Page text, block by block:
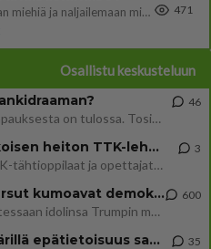
Tulevat tänne palstalle haukkumaan miehiä ja naljailemaan miehelle, kehuvat olevansa heitä parempia. Itse asuvat MIEHE
471
Osallistu keskusteluun
Uusi draamasarja järkyttävästä tapauksesta on tulossa. Tositapahtumiin perustuva sarja ammentaa vuoden 1986 Mikkelin pan
46
Ernest Lawson täräytti erikoisen heiton TTK-lehdistötilaisuudessa: " Onko tässä tarkoituksena...?"
Ernest Lawson esitteli uudet TTK-tähtioppilaat ja opettajat torstaina 6.8. lehdistölle. Tulevalla kaudella on yksi hausk
3
Jos SDP ei voita reilusti, persut kumoavat demokratian Suomesta
Näin tekisi ainakin Rydman seuratessaan idolinsa Trumpin mallia https://www.is.fi/politiikka/art-2000012187244.html
600
Uuden TTK-juontajan ympärillä epätietoisuus sakenee - Nyt MTV hämmentää soppaa 35